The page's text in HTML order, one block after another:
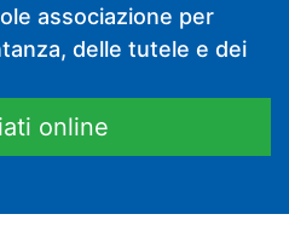
associazione per
delle tutele e dei
online